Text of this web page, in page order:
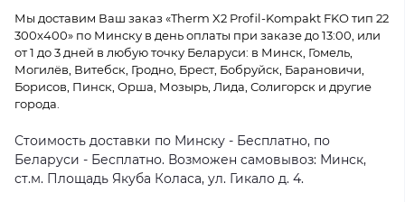
Мы доставим Ваш заказ «Therm X2 Profil-Kompakt FKO тип 22
300x400» по Минску в день оплаты при заказе до 13:00, или
от 1 до 3 дней в любую точку Беларуси: в Минск, Гомель,
Могилёв, Витебск, Гродно, Брест, Бобруйск, Барановичи,
Борисов, Пинск, Орша, Мозырь, Лида, Солигорск и другие
города.
Стоимость доставки по Минску - Бесплатно, по
Беларуси - Бесплатно. Возможен самовывоз: Минск,
ст.м. Площадь Якуба Коласа, ул. Гикало д. 4.